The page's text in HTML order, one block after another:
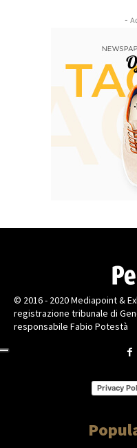
-
© 2016 - 2020 Mediapoint &
registrazione tribunale di
responsabile Fabio Potestà
Privacy